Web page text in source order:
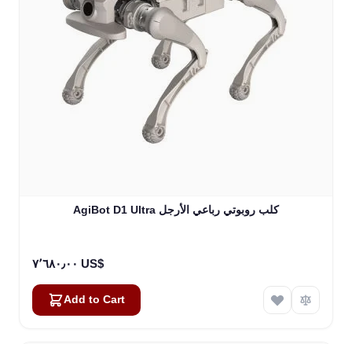
AgiBot D1 Ultra كلب روبوتي رباعي الأرجل
٧٬٦٨٠٫٠٠ US$
Add to Cart